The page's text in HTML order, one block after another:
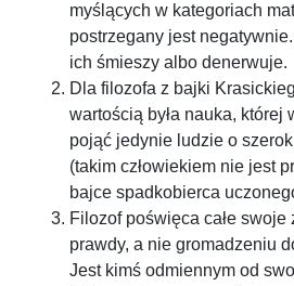
myślących w kategoriach
postrzegany jest
ich śmieszy albo denerwuje.
Dla filozofa z bajki
wartością była nauka, której
pojąć jedynie ludzie o
(takim człowiekiem nie jest
bajce spadkobierca
Filozof poświęca całe
prawdy, a nie gromadzeniu
Jest kimś odmiennym od